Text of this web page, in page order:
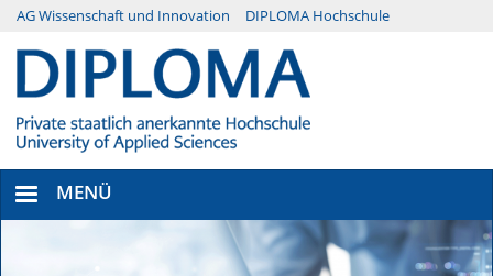
Direkt
Inhalt
Secondary
AG Wissenschaft und Innovation DIPLOMA Hochschule
MENÜ